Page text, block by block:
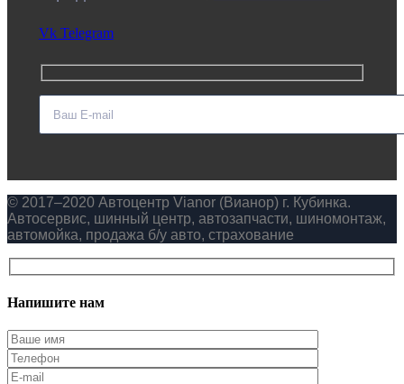
Vk Telegram
© 2017–2020 Автоцентр Vianor (Вианор) г. Кубинка.
Автосервис, шинный центр, автозапчасти, шиномонтаж,
автомойка, продажа б/у авто, страхование
Напишите нам